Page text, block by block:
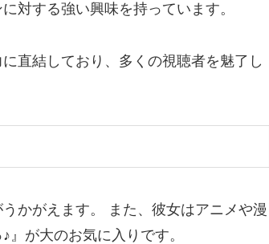
対する強い興味を持っています。
直結しており、多くの視聴者を魅了し
かがえます。 また、彼女はアニメや漫
が大のお気に入りです。